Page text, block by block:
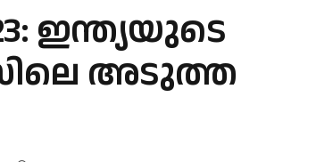
ഇന്ത്യയുടെ
അടുത്ത